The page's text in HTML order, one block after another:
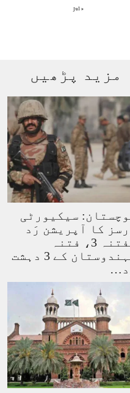
« Jul
مزید پڑھیں
سیکیورٹی
کا آپریشن رَد
الفتنہ 3، فتنہ
الہندوستان کے 3 دہشت